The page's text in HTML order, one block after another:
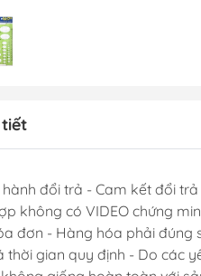
đổi trả - Cam kết đổi
không có VIDEO chứng
đơn - Hàng hóa phải đúng
thời gian quy định - Do các